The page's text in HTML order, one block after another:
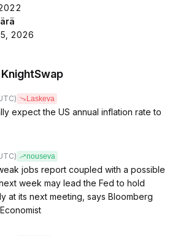
2026
Laskeva
expect the US annual inflation rate to
nouseva
jobs report coupled with a possible
week may lead the Fed to hold
at its next meeting, says Bloomberg